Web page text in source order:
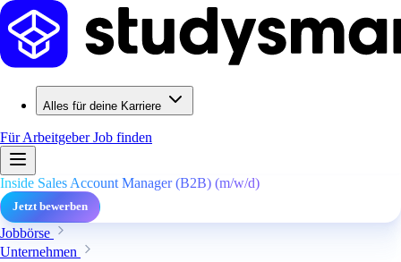
Alles für deine Karriere
Für ArbeitgeberJob finden
Inside Sales Account Manager (B2B) (m/w/d)
Jetzt bewerben
Jobbörse
Unternehmen